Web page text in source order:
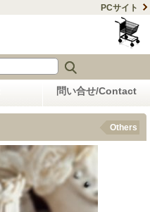
PCサイト
問い合せ/Contact
Others